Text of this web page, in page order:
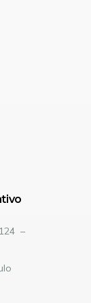
–